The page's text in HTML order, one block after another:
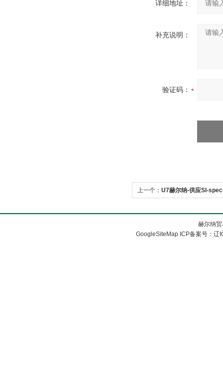
详细地址：
补充说明：
验证码：
上一个： U7赫尔纳-供应SI-
赫尔纳
GoogleSiteMap ICP备案号：辽